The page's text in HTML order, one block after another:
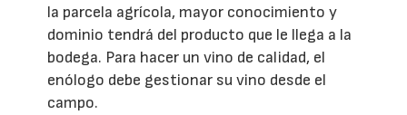
la parcela agrícola, mayor conocimiento y
dominio tendrá del producto que le llega a la
bodega. Para hacer un vino de calidad, el
enólogo debe gestionar su vino desde el
campo.